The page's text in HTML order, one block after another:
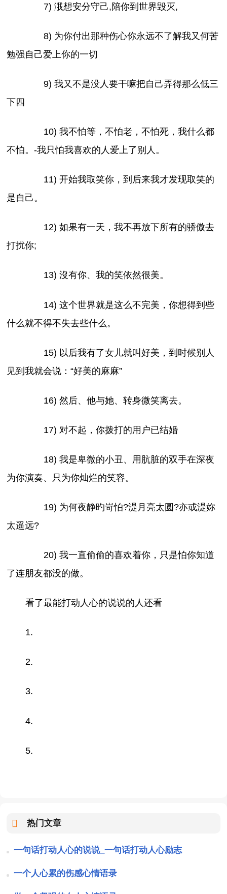
7) 涐想安分守己,陪你到世界毁灭,
8) 为你付出那种伤心你永远不了解我又何苦
勉强自己爱上你的一切
9) 我又不是没人要干嘛把自己弄得那么低三
下四
10) 我不怕等，不怕老，不怕死，我什么都
不怕。-我只怕我喜欢的人爱上了别人。
11) 开始我取笑你，到后来我才发现取笑的
是自己。
12) 如果有一天，我不再放下所有的骄傲去
打扰你;
13) 沒有你、我的笑依然很美。
14) 这个世界就是这么不完美，你想得到些
什么就不得不失去些什么。
15) 以后我有了女儿就叫好美，到时候别人
见到我就会说：“好美的麻麻”
16) 然后、他与她、转身微笑离去。
17) 对不起，你拨打的用户已结婚
18) 我是卑微的小丑、用肮脏的双手在深夜
为你演奏、只为你灿烂的笑容。
19) 为何夜静旳岢怕?湜月亮太圆?亦或湜妳
太遥远?
20) 我一直偷偷的喜欢着你，只是怕你知道
了连朋友都没的做。
看了最能打动人心的说说的人还看
1.
2.
3.
4.
5.
热门文章
一句话打动人心的说说_一句话打动人心励志
一个人心累的伤感心情语录